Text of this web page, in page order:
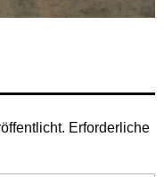
Erforderliche